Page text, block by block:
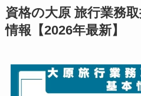
資格の大原 旅行業務
情報【2026年最新】